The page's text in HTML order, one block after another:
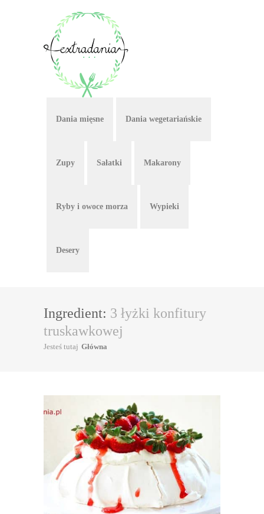
Dania mięsne Dania wegetariańskie
Zupy Sałatki Makarony
Ryby i owoce morza Wypieki
Desery
Ingredient: 3 łyżki konfitury
truskawkowej
Jesteś tutaj Główna